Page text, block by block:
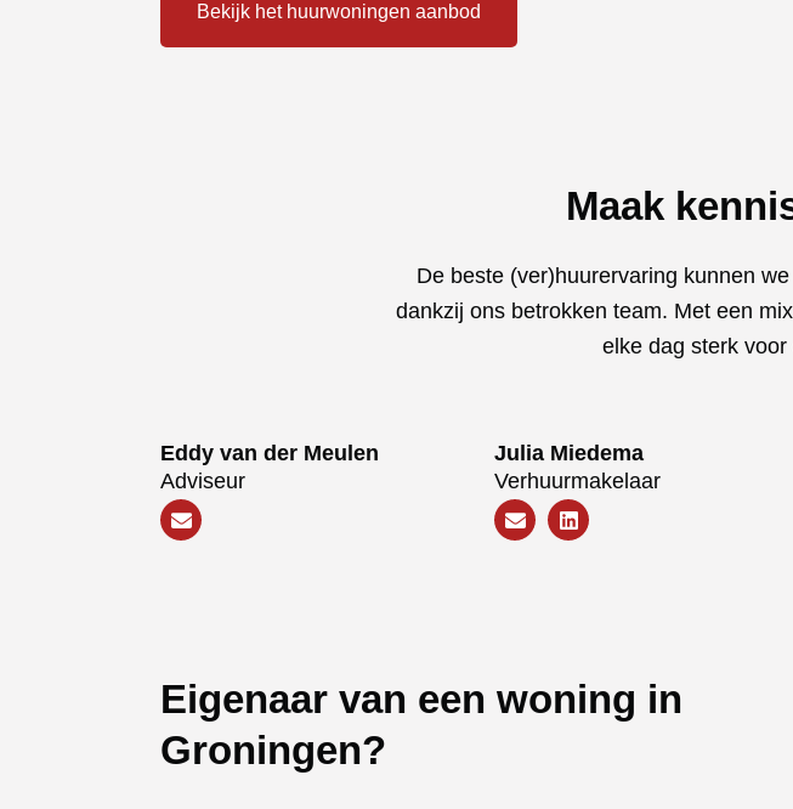
Bekijk het huurwoningen aanbod
Maak
De beste (ver)huurervaring kunnen
dankzij ons betrokken team. Met een
elke dag sterk
Eddy van der Meulen
Adviseur
Julia Miedema
Verhuurmakelaar
Eigenaar van een woning in
Groningen?